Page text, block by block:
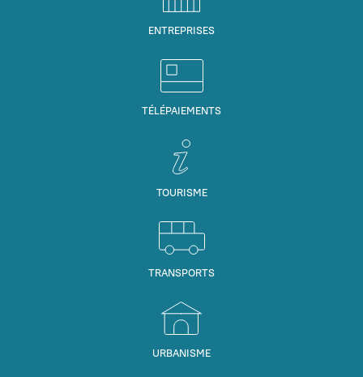
ENTREPRISES
TÉLÉPAIEMENTS
TOURISME
TRANSPORTS
URBANISME